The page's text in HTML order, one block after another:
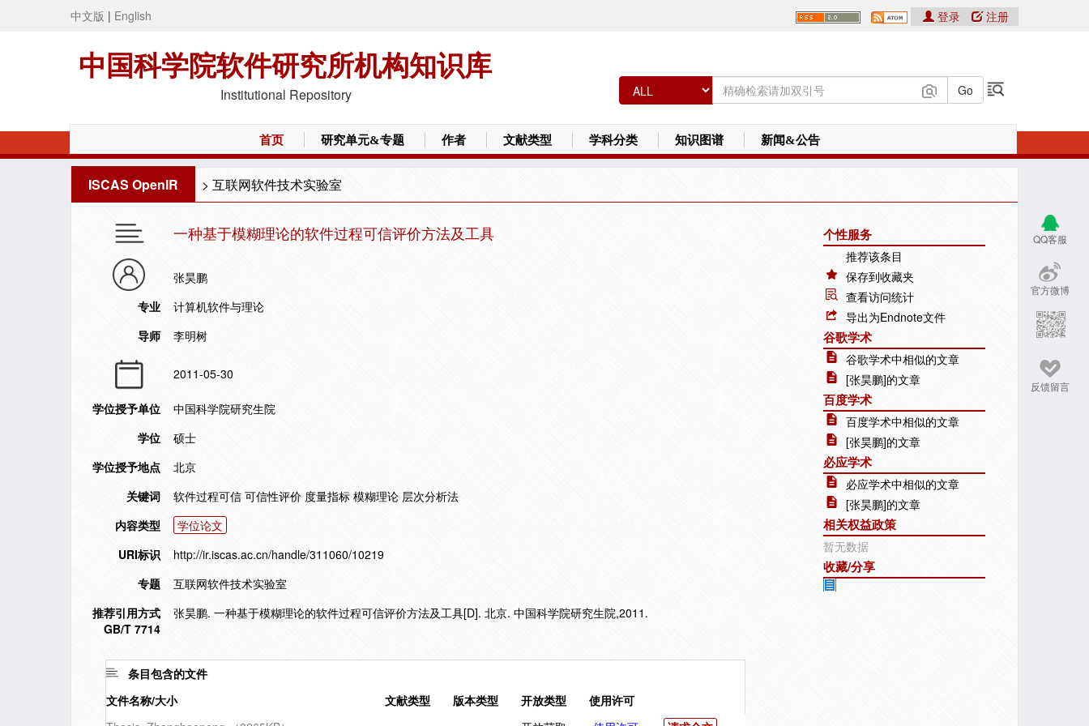
中文版 | English
中国科学院软件研究所机构知识库
Institutional Repository
登录 注册
首页 研究单元&专题 作者 文献类型 学科分类 知识图谱 新闻&公告
ISCAS OpenIR > 互联网软件技术实验室
QQ客服
官方微博
反馈留言
一种基于模糊理论的软件过程可信评价方法及工具
张昊鹏
专业
计算机软件与理论
导师
李明树
2011-05-30
学位授予单位
中国科学院研究生院
学位
硕士
学位授予地点
北京
关键词
软件过程可信 可信性评价 度量指标 模糊理论 层次分析法
内容类型
学位论文
URI标识
http://ir.iscas.ac.cn/handle/311060/10219
专题
互联网软件技术实验室
推荐引用方式
GB/T 7714
张昊鹏. 一种基于模糊理论的软件过程可信评价方法及工具[D]. 北京. 中国科学院研究生院,2011.
条目包含的文件
文件名称/大小
文献类型 版本类型 开放类型
使用许可
个性服务
推荐该条目
保存到收藏夹
查看访问统计
导出为Endnote文件
谷歌学术
谷歌学术中相似的文章
[张昊鹏]的文章
百度学术
百度学术中相似的文章
[张昊鹏]的文章
必应学术
必应学术中相似的文章
[张昊鹏]的文章
相关权益政策
暂无数据
收藏/分享